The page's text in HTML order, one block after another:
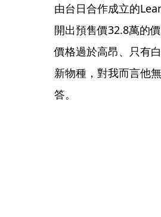
由台日合作成立的
開出預售價32.8萬的
價格過於高昂、只有
新物種，對我而言他
答。